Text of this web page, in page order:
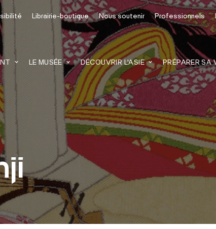
LE MUSÉE DÉCOUVRIR L'ASIE PRÉPARER SA
Librairie-boutique Nous soutenir Professionnels